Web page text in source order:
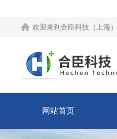
欢迎来到 合臣科技（上海
网站首页